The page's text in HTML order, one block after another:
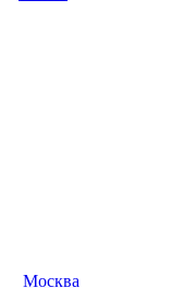
Москва